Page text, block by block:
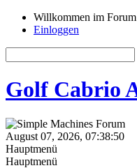
Willkommen im
Einloggen
Golf Cabrio
August 07, 2026, 07:38:50
Hauptmenü
Hauptmenü